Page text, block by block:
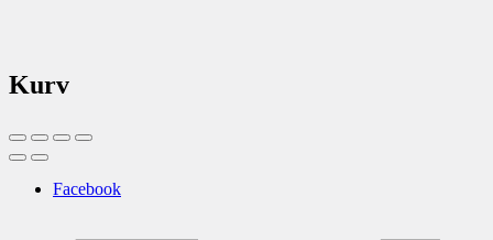
Kurv
Facebook